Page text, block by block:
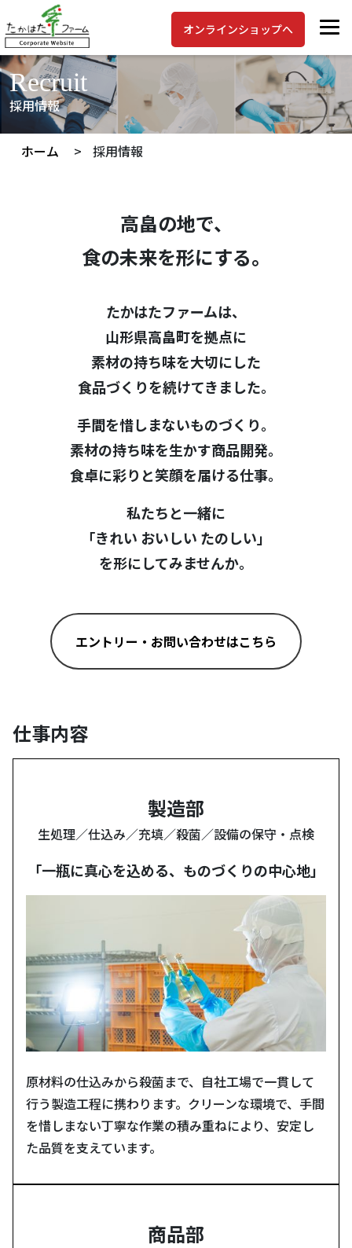
オンラインショップへ
Recruit
採用情報
ホーム > 採用情報
高畠の地で、
食の未来を形にする。
たかはたファームは、
山形県高畠町を拠点に
素材の持ち味を大切にした
食品づくりを続けてきました。
手間を惜しまないものづくり。
素材の持ち味を生かす商品開発。
食卓に彩りと笑顔を届ける仕事。
私たちと一緒に
「きれい おいしい たのしい」
を形にしてみませんか。
エントリー・お問い合わせはこちら
仕事内容
製造部
生処理／仕込み／充填／殺菌／設備の保守・点検
「一瓶に真心を込める、ものづくりの中心地」
原材料の仕込みから殺菌まで、自社工場で一貫して
行う製造工程に携わります。クリーンな環境で、手間
を惜しまない丁寧な作業の積み重ねにより、安定し
た品質を支えています。
商品部